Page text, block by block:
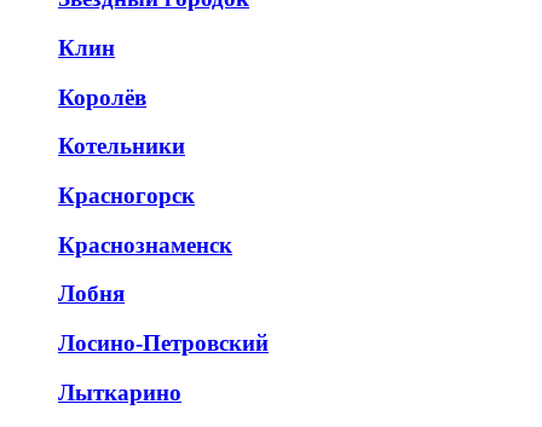
Клин
Королёв
Котельники
Красногорск
Краснознаменск
Лобня
Лосино-Петровский
Лыткарино